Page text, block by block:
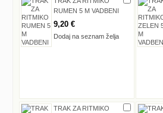
RUMEN 5 M VADBENI
9,20 €
Dodaj na seznam želja
TRAK ZA RITMIKO